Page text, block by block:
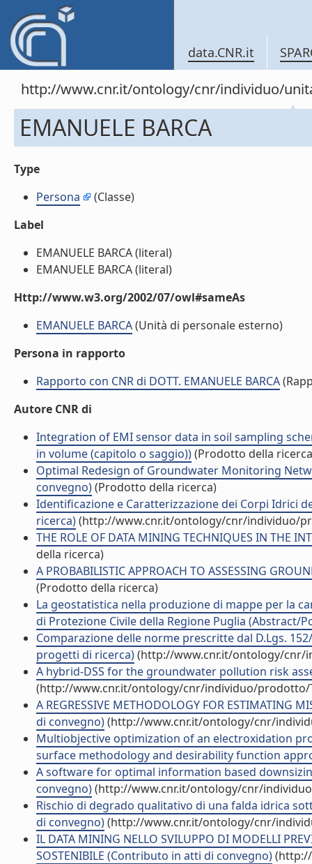
data.CNR.it
http://www.cnr.it/ontology/cnr/individuo/
EMANUELE BARCA
Type
Persona
(Classe)
Label
EMANUELE BARCA (literal)
EMANUELE BARCA (literal)
Http://www.w3.org/2002/07/owl#sameAs
EMANUELE BARCA(Unità di personale esterno)
Persona in rapporto
Rapporto con CNR di DOTT. EMANUELE BARCA
Autore CNR di
Integration of EMI sensor data in soil sampling
in volume (capitolo o saggio))(Prodotto della
Optimal Redesign of Groundwater Monitoring
convegno)(Prodotto della ricerca)
Identificazione e Caratterizzazione dei Corpi Idrici
ricerca)(http://www.cnr.it/ontology/cnr/individuo/
THE ROLE OF DATA MINING TECHNIQUES IN THE
della ricerca)
A PROBABILISTIC APPROACH TO ASSESSING
(Prodotto della ricerca)
La geostatistica nella produzione di mappe per la
di Protezione Civile della Regione Puglia (Abstract/
Comparazione delle norme prescritte dal D.Lgs.
progetti di ricerca)(http://www.cnr.it/ontology/cnr/
A hybrid-DSS for the groundwater pollution risk
(http://www.cnr.it/ontology/cnr/individuo/prodotto/
A REGRESSIVE METHODOLOGY FOR ESTIMATING
di convegno)(http://www.cnr.it/ontology/cnr/
Multiobjective optimization of an electroxidation
surface methodology and desirability function
A software for optimal information based
convegno)(http://www.cnr.it/ontology/cnr/
Rischio di degrado qualitativo di una falda idrica
di convegno)(http://www.cnr.it/ontology/cnr/
IL DATA MINING NELLO SVILUPPO DI MODELLI
SOSTENIBILE (Contributo in atti di convegno)